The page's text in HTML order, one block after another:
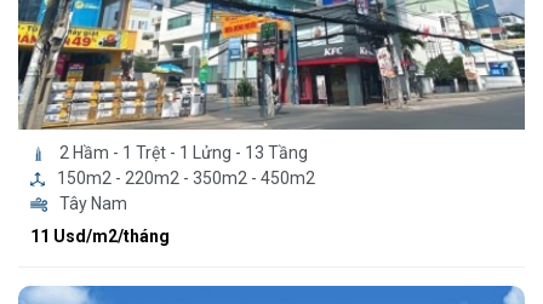
2 Hầm - 1 Trệt - 1 Lửng - 13 Tầng
150m2 - 220m2 - 350m2 - 450m2
Tây Nam
11 Usd/m2/tháng